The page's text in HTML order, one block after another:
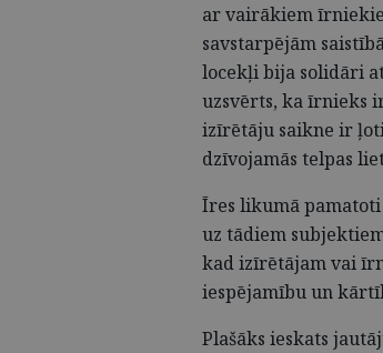
ar vairākiem
savstarpējām
locekļi bija solidāri
uzsvērts, ka īrnieks
izīrētāju saikne ir
dzīvojamās telpas
Īres likumā
uz tādiem
kad izīrētājam vai
iespējamību un
Plašāks ieskats